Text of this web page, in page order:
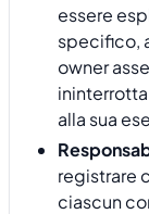
essere
specifico,
owner
alla sua
registrare
ciascun